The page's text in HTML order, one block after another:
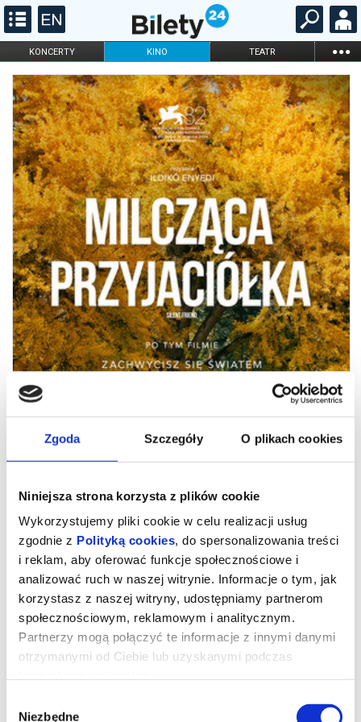
Zgoda Szczegóły O plikach cookies
Niniejsza strona korzysta z plików cookie
Wykorzystujemy pliki cookie w celu realizacji usług
zgodnie z Polityką cookies, do spersonalizowania treści
i reklam, aby oferować funkcje społecznościowe i
analizować ruch w naszej witrynie. Informacje o tym, jak
korzystasz z naszej witryny, udostępniamy partnerom
społecznościowym, reklamowym i analitycznym.
Partnerzy mogą połączyć te informacje z innymi danymi
otrzymanymi od Ciebie lub uzyskanymi podczas
Niezbędne
KONCERTY KINO TEATR ...
FILHARMONIA OPERA I BALET
STAND-UP
DLA DZIECI
ONLINE KARNETY
Milcząca przyjaciółka
reż. Ildikó Enyedi | Niemcy, Francja, Węgry | 2025
swoje życie?
W nagrodzonym na festiwalu w Wenecji filmie Ildikó Enyedi
(„Dusza i ciało”) to pytanie staje się początkiem hipnotyzującej,